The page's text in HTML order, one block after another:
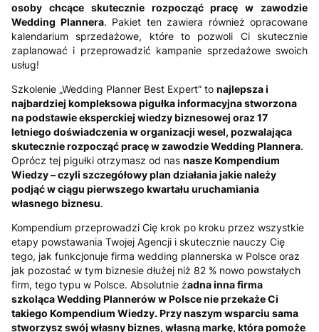
osoby chcące skutecznie rozpocząć pracę w zawodzie
Wedding Plannera. Pakiet ten zawiera również opracowane
kalendarium sprzedażowe, które to pozwoli Ci skutecznie
zaplanować i przeprowadzić kampanie sprzedażowe swoich
usług!
Szkolenie „Wedding Planner Best Expert” to najlepsza i
najbardziej kompleksowa pigułka informacyjna stworzona
na podstawie eksperckiej wiedzy biznesowej oraz 17
letniego doświadczenia w organizacji wesel, pozwalająca
skutecznie rozpocząć pracę w zawodzie Wedding Plannera.
Oprócz tej pigułki otrzymasz od nas nasze Kompendium
Wiedzy – czyli szczegółowy plan działania jakie należy
podjąć w ciągu pierwszego kwartału uruchamiania
własnego biznesu.
Kompendium przeprowadzi Cię krok po kroku przez wszystkie
etapy powstawania Twojej Agencji i skutecznie nauczy Cię
tego, jak funkcjonuje firma wedding plannerska w Polsce oraz
jak pozostać w tym biznesie dłużej niż 82 % nowo powstałych
firm, tego typu w Polsce. Absolutnie żadna inna firma
szkoląca Wedding Plannerów w Polsce nie przekaże Ci
takiego Kompendium Wiedzy. Przy naszym wsparciu sama
stworzysz swój własny biznes, własną markę, która pomoże